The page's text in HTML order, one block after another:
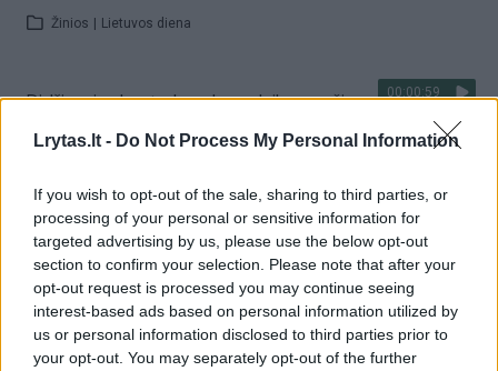
Lrytas.lt - Do Not Process My Personal Information
If you wish to opt-out of the sale, sharing to third parties, or
processing of your personal or sensitive information for
targeted advertising by us, please use the below opt-out
section to confirm your selection. Please note that after your
opt-out request is processed you may continue seeing
interest-based ads based on personal information utilized by
us or personal information disclosed to third parties prior to
your opt-out. You may separately opt-out of the further
Žinios Lietuvos diena
00:00:59
Didžiausias kontrabandos sulaikymas šiemet – vilkikas
vežė cigarečių už 2,4 mln. eurų: pasidalijo vaizdo įrašu
Visi įrašai
Žiūrimiausi įrašai